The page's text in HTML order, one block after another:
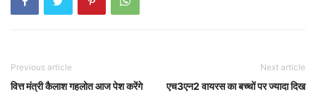
Previous article
वित्त मंत्री कैलाश गहलोत आज पेश करेंगे
Next article
एच3एन2 वायरस का बच्चों पर ज्यादा दिख